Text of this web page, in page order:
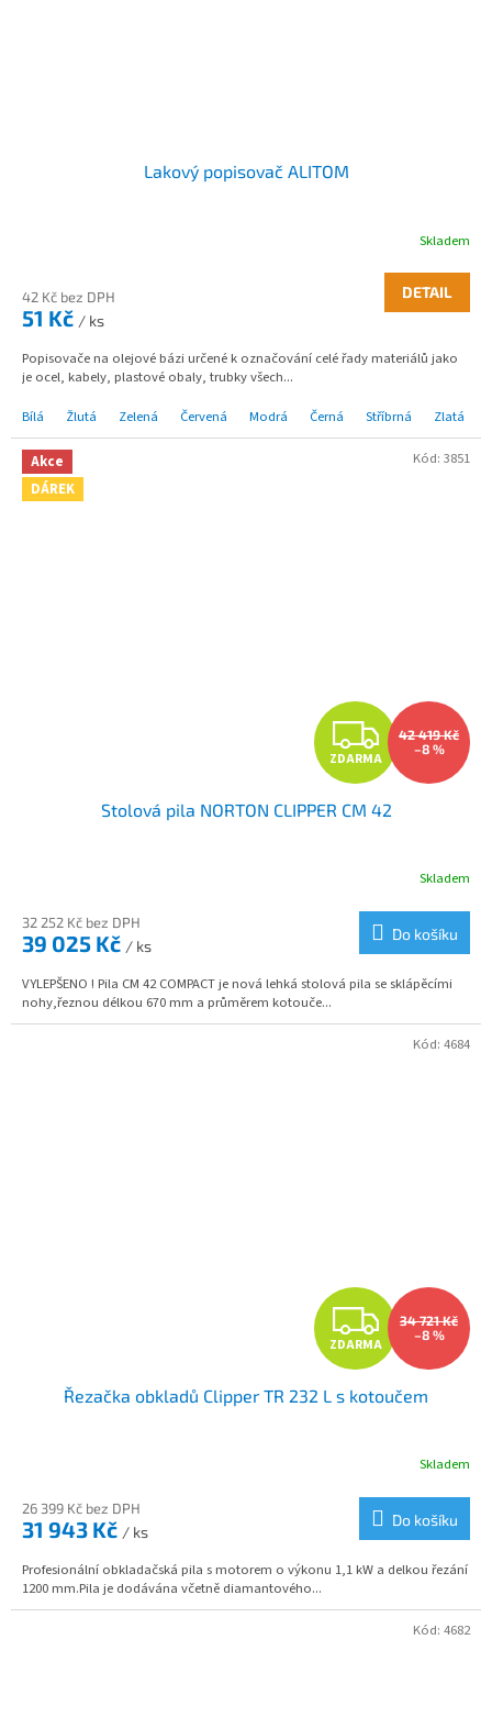
Lakový popisovač ALITOM
Skladem
42 Kč bez DPH
51 Kč / ks
DETAIL
Popisovače na olejové bázi určené k označování celé řady materiálů jako
je ocel, kabely, plastové obaly, trubky všech...
Bílá
Žlutá Zelená Červená Modrá Černá Stříbrná Zlatá
Akce
DÁREK
Z
D
A
M
A
ZDARMA
42 419 Kč
–8 %
Stolová pila NORTON CLIPPER CM 42
Skladem
32 252 Kč bez DPH
39 025 Kč / ks
Do košíku
VYLEPŠENO ! Pila CM 42 COMPACT je nová lehká stolová pila se sklápěcími
nohy,řeznou délkou 670 mm a průměrem kotouče...
Kód: 3851
Z
D
A
M
A
ZDARMA
34 721 Kč
–8 %
Řezačka obkladů Clipper TR 232 L s kotoučem
Skladem
26 399 Kč bez DPH
31 943 Kč / ks
Do košíku
Profesionální obkladačská pila s motorem o výkonu 1,1 kW a delkou řezání
1200 mm.Pila je dodávána včetně diamantového...
Kód: 4684
Kód: 4682